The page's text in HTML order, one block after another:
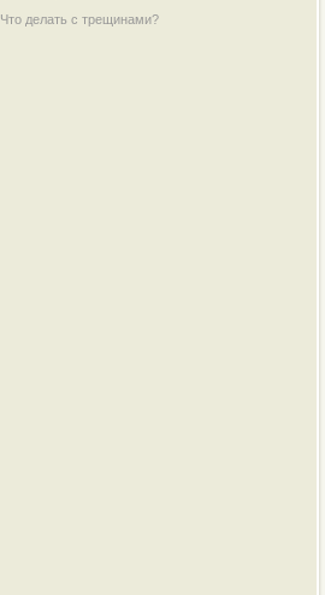
Что делать с трещинами?